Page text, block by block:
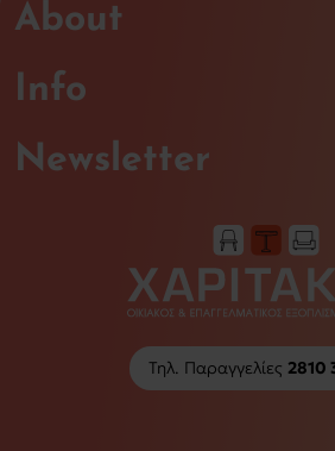
About
Info
Τηλ. Παραγγελίες 2810
Newsletter